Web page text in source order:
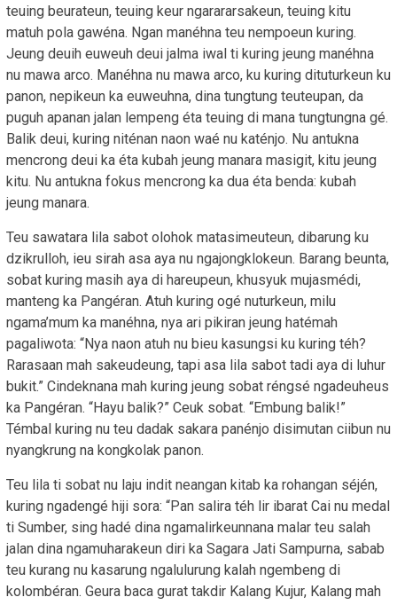
teuing beurateun, teuing keur ngarararsakeun, teuing kitu
matuh pola gawéna. Ngan manéhna teu nempoeun kuring.
Jeung deuih euweuh deui jalma iwal ti kuring jeung manéhna
nu mawa arco. Manéhna nu mawa arco, ku kuring dituturkeun ku
panon, nepikeun ka euweuhna, dina tungtung teuteupan, da
puguh apanan jalan lempeng éta teuing di mana tungtungna gé.
Balik deui, kuring niténan naon waé nu katénjo. Nu antukna
mencrong deui ka éta kubah jeung manara masigit, kitu jeung
kitu. Nu antukna fokus mencrong ka dua éta benda: kubah
jeung manara.
Teu sawatara lila sabot olohok matasimeuteun, dibarung ku
dzikrulloh, ieu sirah asa aya nu ngajongklokeun. Barang beunta,
sobat kuring masih aya di hareupeun, khusyuk mujasmédi,
manteng ka Pangéran. Atuh kuring ogé nuturkeun, milu
ngama’mum ka manéhna, nya ari pikiran jeung hatémah
pagaliwota: “Nya naon atuh nu bieu kasungsi ku kuring téh?
Rarasaan mah sakeudeung, tapi asa lila sabot tadi aya di luhur
bukit.” Cindeknana mah kuring jeung sobat réngsé ngadeuheus
ka Pangéran. “Hayu balik?” Ceuk sobat. “Embung balik!”
Témbal kuring nu teu dadak sakara panénjo disimutan ciibun nu
nyangkrung na kongkolak panon.
Teu lila ti sobat nu laju indit neangan kitab ka rohangan séjén,
kuring ngadengé hiji sora: “Pan salira téh lir ibarat Cai nu medal
ti Sumber, sing hadé dina ngamalirkeunnana malar teu salah
jalan dina ngamuharakeun diri ka Sagara Jati Sampurna, sabab
teu kurang nu kasarung ngalulurung kalah ngembeng di
kolombéran. Geura baca gurat takdir Kalang Kujur, Kalang mah